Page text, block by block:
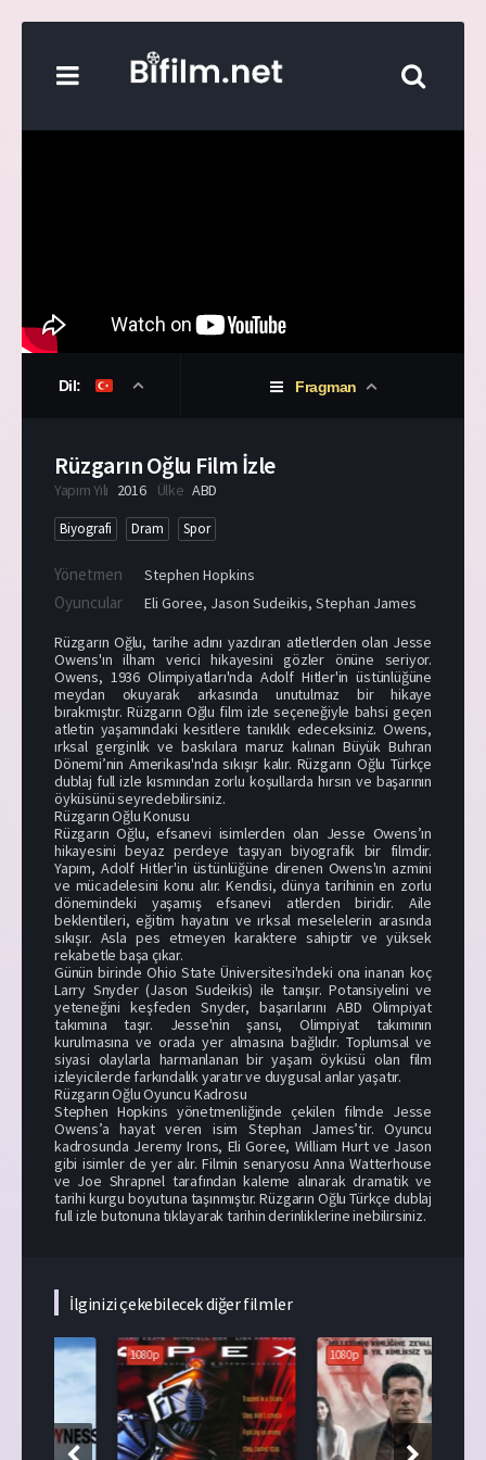
Dil: Fragman
Rüzgarın Oğlu Film İzle
Yapım Yılı 2016 Ülke ABD
Biyografi Dram Spor
Yönetmen Stephen Hopkins
Oyuncular Eli Goree, Jason Sudeikis, Stephan James
Rüzgarın Oğlu, tarihe adını yazdıran atletlerden olan Jesse
Owens'ın ilham verici hikayesini gözler önüne seriyor.
Owens, 1936 Olimpiyatları'nda Adolf Hitler'in üstünlüğüne
meydan okuyarak arkasında unutulmaz bir hikaye
bırakmıştır. Rüzgarın Oğlu film izle seçeneğiyle bahsi geçen
atletin yaşamındaki kesitlere tanıklık edeceksiniz. Owens,
ırksal gerginlik ve baskılara maruz kalınan Büyük Buhran
Dönemi’nin Amerikası'nda sıkışır kalır. Rüzgarın Oğlu Türkçe
dublaj full izle kısmından zorlu koşullarda hırsın ve başarının
öyküsünü seyredebilirsiniz.
Rüzgarın Oğlu Konusu
Rüzgarın Oğlu, efsanevi isimlerden olan Jesse Owens’ın
hikayesini beyaz perdeye taşıyan biyografik bir filmdir.
Yapım, Adolf Hitler'in üstünlüğüne direnen Owens'ın azmini
ve mücadelesini konu alır. Kendisi, dünya tarihinin en zorlu
dönemindeki yaşamış efsanevi atlerden biridir. Aile
beklentileri, eğitim hayatını ve ırksal meselelerin arasında
sıkışır. Asla pes etmeyen karaktere sahiptir ve yüksek
rekabetle başa çıkar.
Günün birinde Ohio State Üniversitesi'ndeki ona inanan koç
Larry Snyder (Jason Sudeikis) ile tanışır. Potansiyelini ve
yeteneğini keşfeden Snyder, başarılarını ABD Olimpiyat
takımına taşır. Jesse'nin şansı, Olimpiyat takımının
kurulmasına ve orada yer almasına bağlıdır. Toplumsal ve
siyasi olaylarla harmanlanan bir yaşam öyküsü olan film
izleyicilerde farkındalık yaratır ve duygusal anlar yaşatır.
Rüzgarın Oğlu Oyuncu Kadrosu
Stephen Hopkins yönetmenliğinde çekilen filmde Jesse
Owens’a hayat veren isim Stephan James’tir. Oyuncu
kadrosunda Jeremy Irons, Eli Goree, William Hurt ve Jason
gibi isimler de yer alır. Filmin senaryosu Anna Watterhouse
ve Joe Shrapnel tarafından kaleme alınarak dramatik ve
tarihi kurgu boyutuna taşınmıştır. Rüzgarın Oğlu Türkçe dublaj
full izle butonuna tıklayarak tarihin derinliklerine inebilirsiniz.
İlginizi çekebilecek diğer filmler
1080p 1080p